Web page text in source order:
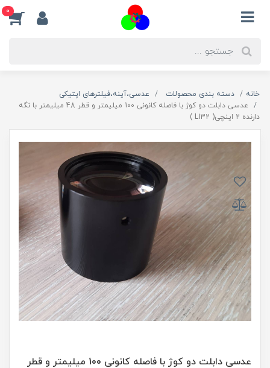
0
خانه دسته بندی محصولات
عدسی،آینه،فیلترهای اپتیکی
عدسی دابلت دو کوژ با فاصله کانونی 100 میلیمتر و قطر 48 میلیمتر با نگه
دارنده 2 اینچی( L132 )
عدسی دابلت دو کوژ با فاصله کانونی 100 میلیمتر و قطر